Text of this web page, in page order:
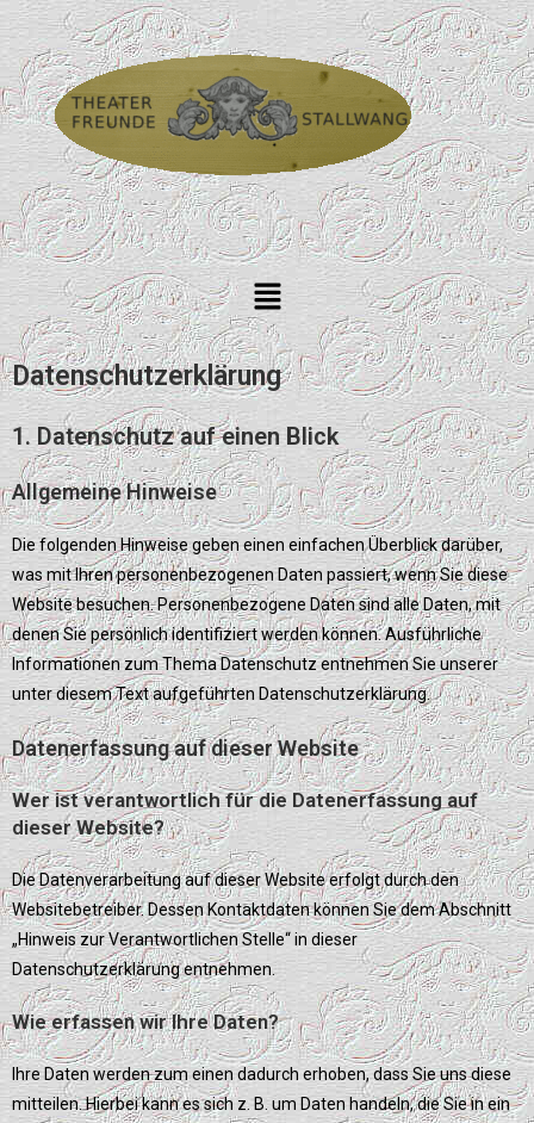
Datenschutz­erklärung
1. Datenschutz auf einen Blick
Allgemeine Hinweise
Die folgenden Hinweise geben einen einfachen Überblick darüber,
was mit Ihren personenbezogenen Daten passiert, wenn Sie diese
Website besuchen. Personenbezogene Daten sind alle Daten, mit
denen Sie persönlich identifiziert werden können. Ausführliche
Informationen zum Thema Datenschutz entnehmen Sie unserer
unter diesem Text aufgeführten Datenschutzerklärung.
Datenerfassung auf dieser Website
Wer ist verantwortlich für die Datenerfassung auf
dieser Website?
Die Datenverarbeitung auf dieser Website erfolgt durch den
Websitebetreiber. Dessen Kontaktdaten können Sie dem Abschnitt
„Hinweis zur Verantwortlichen Stelle“ in dieser
Datenschutzerklärung entnehmen.
Wie erfassen wir Ihre Daten?
Ihre Daten werden zum einen dadurch erhoben, dass Sie uns diese
mitteilen. Hierbei kann es sich z. B. um Daten handeln, die Sie in ein